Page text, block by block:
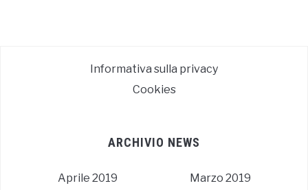
Informativa sulla privacy
Cookies
ARCHIVIO NEWS
Aprile 2019
Marzo 2019